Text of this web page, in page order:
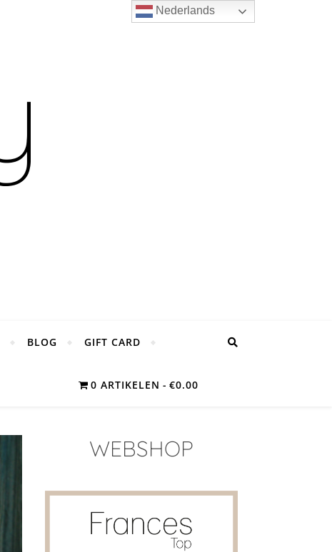
BLOG GIFT CARD
0 ARTIKELEN €0.00
WEBSHOP
Nederlands